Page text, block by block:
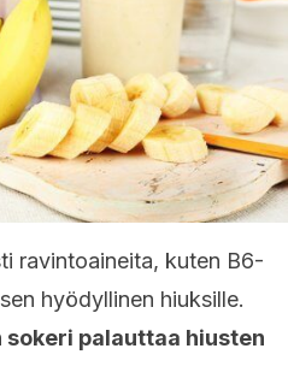
ravintoaineita, kuten B6-
hyödyllinen hiuksille.
sokeri palauttaa hiusten